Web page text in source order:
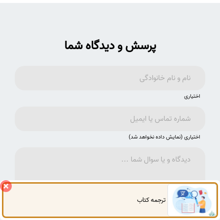
پرسش و دیدگاه شما
اختیاری
اختیاری (نمایش داده نخواهد شد)
ترجمه کتاب